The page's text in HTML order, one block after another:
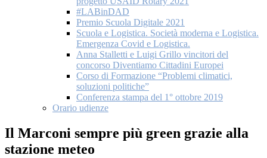
#LABinDAD
Premio Scuola Digitale 2021
Scuola e Logistica. Società moderna e Logistica.
Emergenza Covid e Logistica.
Anna Stalletti e Luigi Grillo vincitori del
concorso Diventiamo Cittadini Europei
Corso di Formazione “Problemi climatici,
soluzioni politiche”
Conferenza stampa del 1° ottobre 2019
Orario udienze
Il Marconi sempre più green grazie alla
stazione meteo